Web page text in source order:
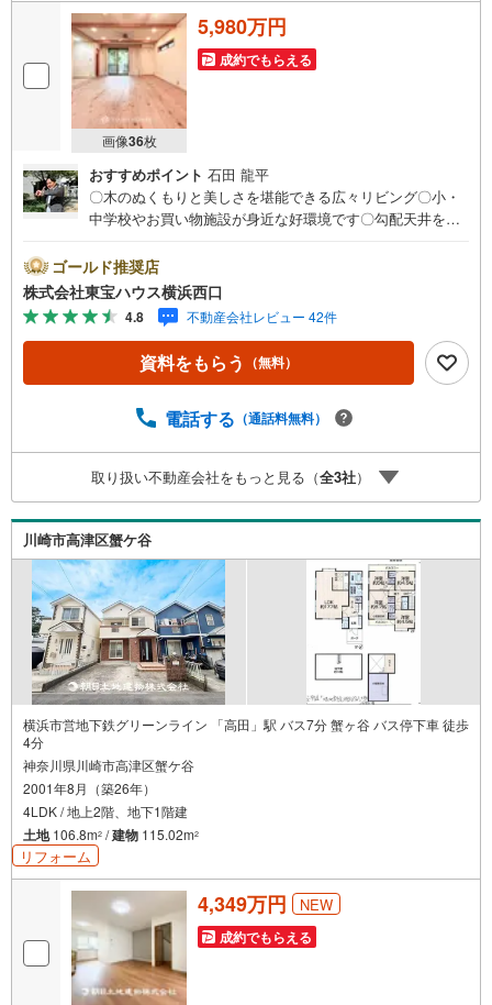
画像36枚
5,980万円
成約でもらえる
おすすめポイント 石田 龍平
〇木のぬくもりと美しさを堪能できる広々リビング〇小・
中学校やお買い物施設が身近な好環境です〇勾配天井を活
ーーーーYahoo！ 不動産キャンペーン対象店舗ーーーー当
店で物件を成約するとPayPayボーナスライトがもらえる
「Yahoo！ 不動産 物件ご成約キャンペーン」の対象になり
ます。「資料をもらう」「見学予約をする」ボタンからお
問い合わせください。※必ずYahoo！ JAPAN IDでログイン
してください。※PayPayボーナスライトは出金と譲渡はで
ーーーーーーーーーーーーーーーーーーーー紹介金融機関/
8月時点 のものであり、実際の適用金利は融資実行時のも
のとなります。金利情勢により表記の返済額と異なる場合
があります。ーーーーーーーーーーーーーーーーーーーー
ーーーーー
ゴールド推奨店
株式会社東宝ハウス横浜西口
4.8 不動産会社レビュー 42件
資料をもらう （無料）
電話する （通話料無料）
取り扱い不動産会社をもっと見る（全3社）
川崎市高津区蟹ケ谷
横浜市営地下鉄グリーンライン 「高田」駅 バス7分 蟹ヶ谷 バス停下車 徒歩
4分
神奈川県川崎市高津区蟹ケ谷
2001年8月（築26年）
4LDK / 地上2階、地下1階建
土地106.8m2 /建物 115.02m2
リフォーム
4,349万円 NEW
成約でもらえる